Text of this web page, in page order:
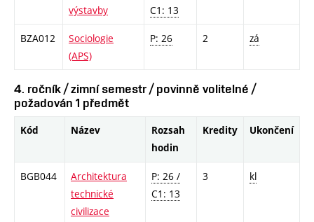
výstavby
C1: 13
BZA012
Sociologie
(APS)
P: 26 2 zá
4. ročník / zimní semestr / povinně volitelné /
požadován 1 předmět
Kód Název
Rozsah
hodin
Kredity Ukončení
BGB044
Architektura
technické
civilizace
P: 26 /
C1: 13
3 kl